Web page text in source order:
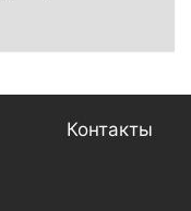
Контакты